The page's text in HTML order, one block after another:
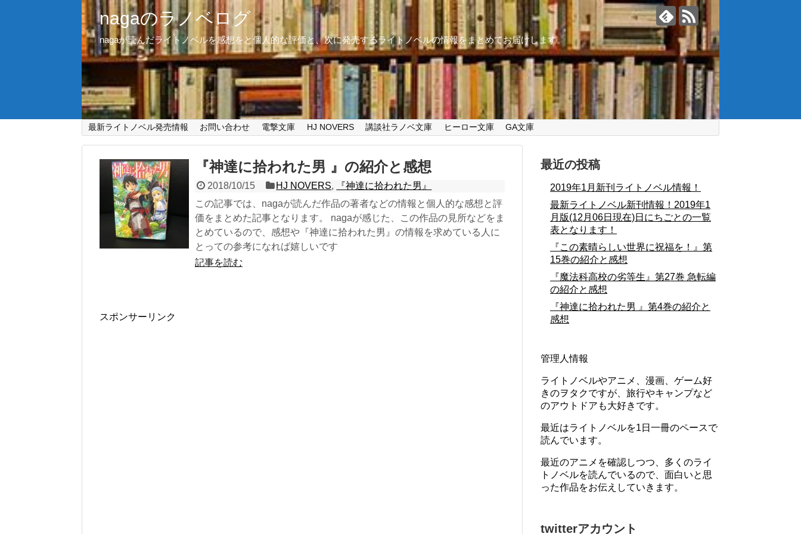
nagaのラノベログ
nagaが読んだライトノベルを感想をと個人的な評価と、次に発売するライトノベルの情報をまとめてお届けします。
最新ライトノベル発売情報 お問い合わせ 電撃文庫 HJ NOVERS 講談社ラノベ文庫 ヒーロー文庫 GA文庫
『神達に拾われた男 』の紹介と感想
2018/10/15 HJ NOVERS,
『神達に拾われた男』
この記事では、nagaが読んだ作品の著者などの情報と個人的な感想と評
価をまとめた記事となります。 nagaが感じた、この作品の見所などをま
とめているので、感想や『神達に拾われた男』の情報を求めている人に
とっての参考になれば嬉しいです
記事を読む
スポンサーリンク
最近の投稿
2019年1月新刊ライトノベル情報！
最新ライトノベル新刊情報！2019年1
月版(12月06日現在)日にちごとの一覧
表となります！
『この素晴らしい世界に祝福を！』第
15巻の紹介と感想
『魔法科高校の劣等生』第27巻 急転編
の紹介と感想
『神達に拾われた男 』第4巻の紹介と
感想
管理人情報
ライトノベルやアニメ、漫画、ゲーム好
きのヲタクですが、旅行やキャンプなど
のアウトドアも大好きです。
最近はライトノベルを1日一冊のペースで
読んでいます。
最近のアニメを確認しつつ、多くのライ
トノベルを読んでいるので、面白いと思
った作品をお伝えしていきます。
twitterアカウント